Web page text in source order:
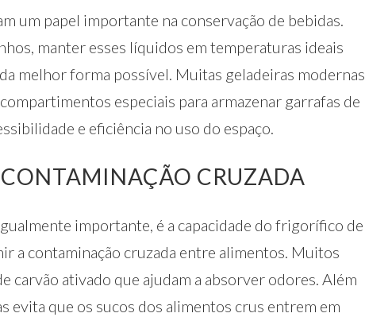
um papel importante na conservação de bebidas.
manter esses líquidos em temperaturas ideais
melhor forma possível. Muitas geladeiras modernas
especiais para armazenar garrafas de
e eficiência no uso do espaço.
CRUZADA
importante, é a capacidade do frigorífico de
a contaminação cruzada entre alimentos. Muitos
carvão ativado que ajudam a absorver odores. Além
evita que os sucos dos alimentos crus entrem em